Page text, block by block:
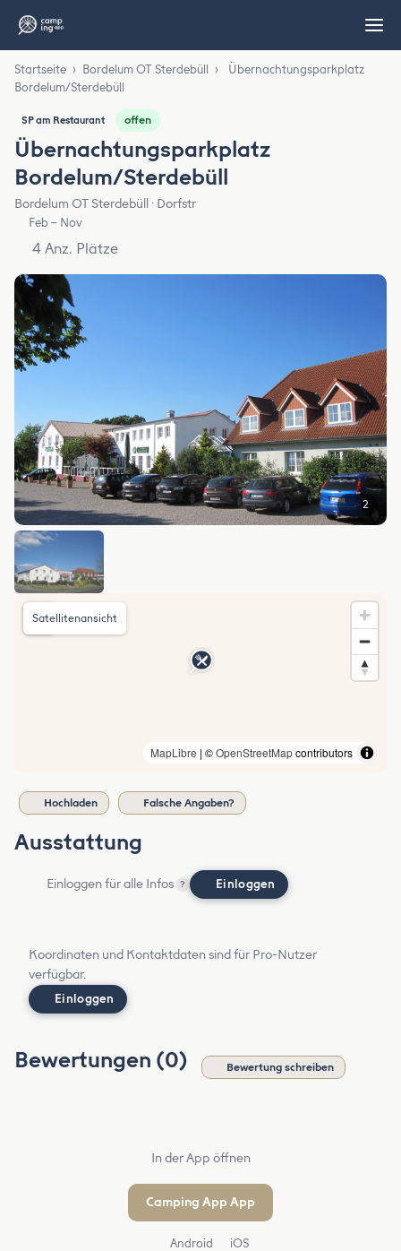
Startseite › Bordelum OT Sterdebüll ›
Übernachtungsparkplatz
Bordelum/Sterdebüll
SP am Restaurant offen
Übernachtungsparkplatz
Bordelum/Sterdebüll
Bordelum OT Sterdebüll · Dorfstr
Feb – Nov
4 Anz. Plätze
2
MapLibre | ©OpenStreetMapcontributors
Satellitenansicht
Hochladen Falsche Angaben?
Ausstattung
Einloggen für alle Infos ? Einloggen
Koordinaten und Kontaktdaten sind für Pro-Nutzer
verfügbar.
Einloggen
Bewertungen (0) Bewertung schreiben
In der App öffnen
Camping App App
Android iOS